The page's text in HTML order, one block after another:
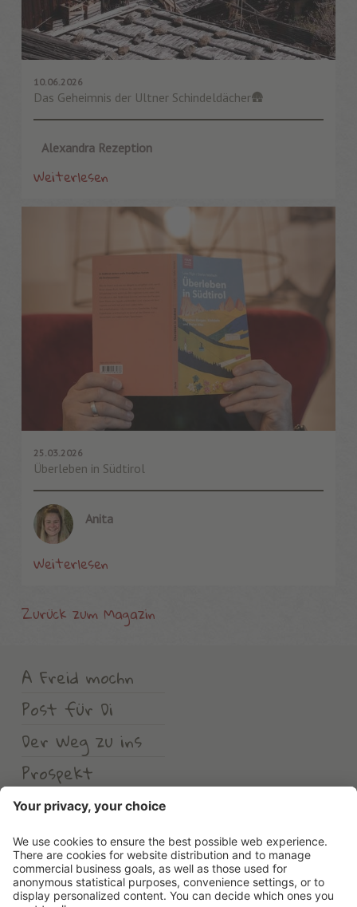
10.06.2026
Das Geheimnis der Ultner Schindeldächer🛖
Alexandra Rezeption
Weiterlesen
25.03.2026
Überleben in Südtirol
Anita
Weiterlesen
Zurück zum Magazin
A Freid mochn
Post für Di
Der Weg zu ins
Prospekt
Wetter
Erlebnishotel Waltershof